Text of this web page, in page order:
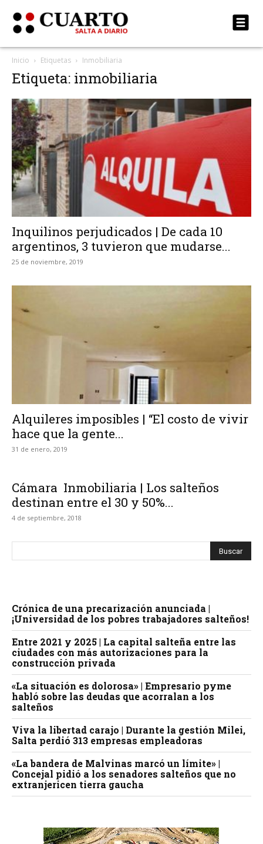
Inicio Etiquetas Inmobiliaria
Etiqueta: inmobiliaria
Inquilinos perjudicados | De cada 10
argentinos, 3 tuvieron que mudarse...
25 de noviembre, 2019
Alquileres imposibles | “El costo de vivir
hace que la gente...
31 de enero, 2019
Cámara Inmobiliaria | Los salteños
destinan entre el 30 y 50%...
4 de septiembre, 2018
Crónica de una precarización anunciada |
¡Universidad de los pobres trabajadores salteños!
Entre 2021 y 2025 | La capital salteña entre las
ciudades con más autorizaciones para la
construcción privada
«La situación es dolorosa» | Empresario pyme
habló sobre las deudas que acorralan a los
salteños
Viva la libertad carajo | Durante la gestión Milei,
Salta perdió 313 empresas empleadoras
«La bandera de Malvinas marcó un límite» |
Concejal pidió a los senadores salteños que no
extranjericen tierra gaucha